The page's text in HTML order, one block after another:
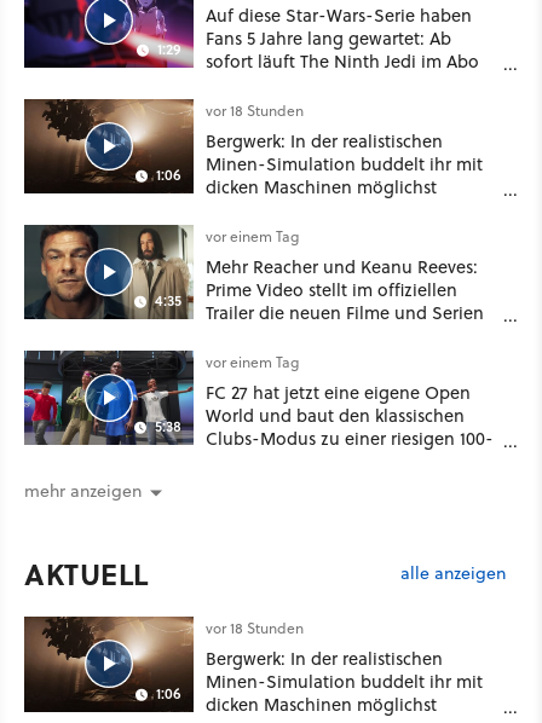
1:29
Auf diese Star-Wars-Serie haben
Fans 5 Jahre lang gewartet: Ab
sofort läuft The Ninth Jedi im Abo
1:06
vor 18 Stunden
Bergwerk: In der realistischen
Minen-Simulation buddelt ihr mit
dicken Maschinen möglichst
4:35
vor einem Tag
Mehr Reacher und Keanu Reeves:
Prime Video stellt im offiziellen
Trailer die neuen Filme und Serien
5:38
vor einem Tag
FC 27 hat jetzt eine eigene Open
World und baut den klassischen
Clubs-Modus zu einer riesigen 100-
mehr anzeigen
AKTUELL alle anzeigen
1:06
vor 18 Stunden
Bergwerk: In der realistischen
Minen-Simulation buddelt ihr mit
dicken Maschinen möglichst